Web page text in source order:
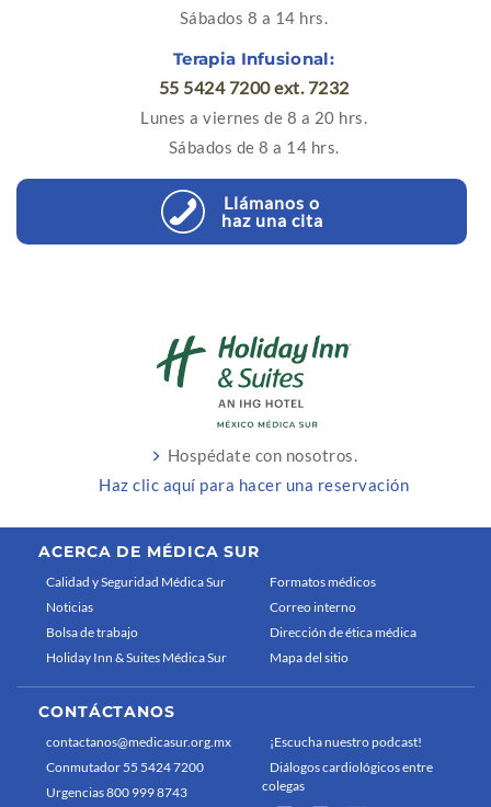
Sábados 8 a 14 hrs.
Terapia Infusional:
55 5424 7200 ext. 7232
Lunes a viernes de 8 a 20 hrs.
Sábados de 8 a 14 hrs.
Llámanos o
haz una cita
Hospédate con nosotros.
Haz clic aquí para hacer una reservación
ACERCA DE MÉDICA SUR
Calidad y Seguridad Médica Sur
Noticias
Bolsa de trabajo
Holiday Inn & Suites Médica Sur
Formatos médicos
Correo interno
Dirección de ética médica
Mapa del sitio
CONTÁCTANOS
contactanos@medicasur.org.mx
Conmutador 55 5424 7200
Urgencias 800 999 8743
¡Escucha nuestro podcast!
Diálogos cardiológicos entre
colegas